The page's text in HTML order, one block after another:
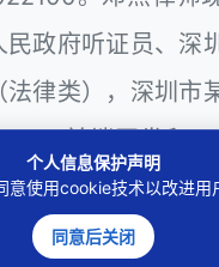
民政府听证员、深
法律类），深圳市
WEB前端开发和
计算机信息网络安
软件程序、网络游
个人信息保护声明
意使用cookie技术以改进用
同意后关闭